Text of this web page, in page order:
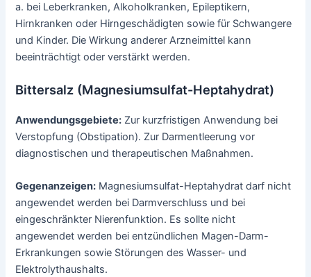
a. bei Leberkranken, Alkoholkranken, Epileptikern,
Hirnkranken oder Hirngeschädigten sowie für Schwangere
und Kinder. Die Wirkung anderer Arzneimittel kann
beeinträchtigt oder verstärkt werden.
Bittersalz (Magnesiumsulfat-Heptahydrat)
Anwendungsgebiete: Zur kurzfristigen Anwendung bei
Verstopfung (Obstipation). Zur Darmentleerung vor
diagnostischen und therapeutischen Maßnahmen.
Gegenanzeigen: Magnesiumsulfat-Heptahydrat darf nicht
angewendet werden bei Darmverschluss und bei
eingeschränkter Nierenfunktion. Es sollte nicht
angewendet werden bei entzündlichen Magen-Darm-
Erkrankungen sowie Störungen des Wasser- und
Elektrolythaushalts.